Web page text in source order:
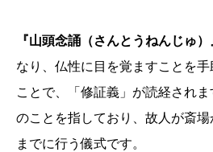
『山頭念誦（さんとうねんじゅ
なり、仏性に目を覚ますことを
ことで、「修証義」が読経されま
のことを指しており、故人が斎場
までに行う儀式です。